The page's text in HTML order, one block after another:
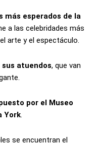
más esperados de la
a las celebridades más
arte y el espectáculo.
atuendos, que van
por el Museo
York.
se encuentran el